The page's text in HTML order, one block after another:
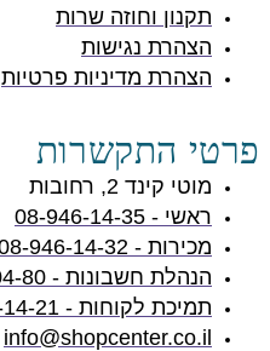
תקנון וחוזה שרות
הצהרת נגישות
הצהרת מדיניות פרטיות
פרטי התקשרות
מוטי קינד 2, רחובות
ראשי - 08-946-14-35
מכירות - 08-946-14-32
הנהלת חשבונות - 08-669-04-80
תמיכת לקוחות - 08-946-14-21
info@shopcenter.co.il